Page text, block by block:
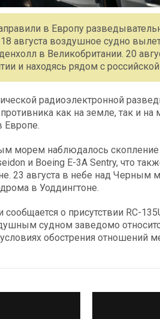
в Европу
августа воздушное судно
в Великобритании. 20
и находясь рядом с
радиоэлектронной
как на земле, так и на
Европе.
морем наблюдалось
и Boeing E-3A Sentry, что
23 августа в небе над Черным
в Уоддингтоне.
о присутствии RC-
судном заведомо
обострения отношений